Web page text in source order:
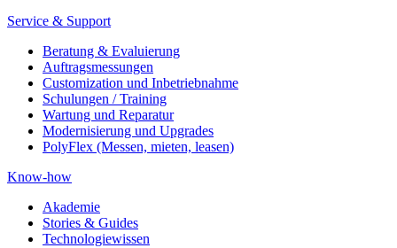
Service & Support
Beratung & Evaluierung
Auftragsmessungen
Customization und Inbetriebnahme
Schulungen / Training
Wartung und Reparatur
Modernisierung und Upgrades
PolyFlex (Messen, mieten, leasen)
Know-how
Akademie
Stories & Guides
Technologiewissen